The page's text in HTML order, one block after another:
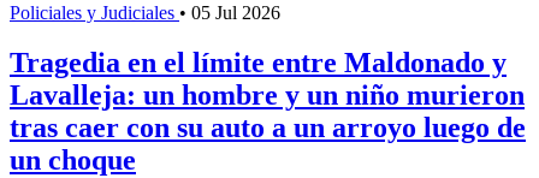
Policiales y Judiciales • 05 Jul 2026
Tragedia en el límite entre Maldonado y
Lavalleja: un hombre y un niño murieron
tras caer con su auto a un arroyo luego de
un choque